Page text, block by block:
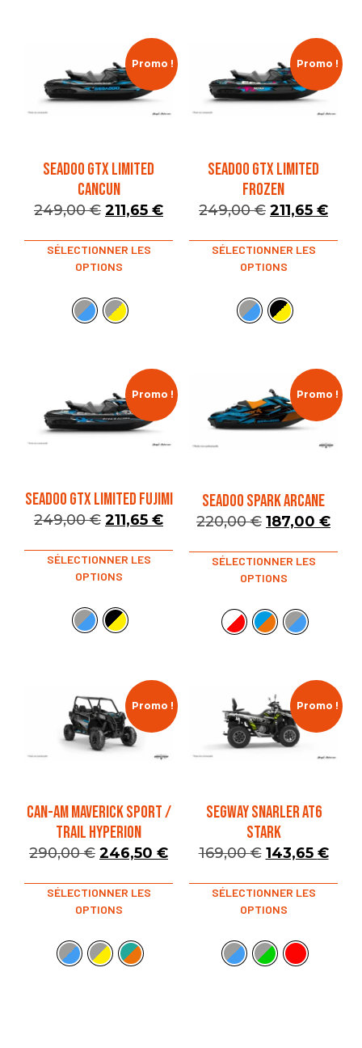
Promo !
SEADOO GTX LIMITED
CANCUN
249,00€ 211,65 €
SÉLECTIONNER LES
OPTIONS
Promo !
SEADOO GTX LIMITED
FROZEN
249,00€ 211,65 €
SÉLECTIONNER LES
OPTIONS
Promo !
SEADOO GTX LIMITED FUJIMI
249,00€ 211,65 €
SÉLECTIONNER LES
OPTIONS
Promo !
SEADOO SPARK ARCANE
220,00€ 187,00 €
SÉLECTIONNER LES
OPTIONS
Promo !
CAN-AM MAVERICK SPORT /
TRAIL HYPERION
290,00€ 246,50 €
SÉLECTIONNER LES
OPTIONS
Promo !
SEGWAY SNARLER AT6
STARK
169,00€ 143,65 €
SÉLECTIONNER LES
OPTIONS